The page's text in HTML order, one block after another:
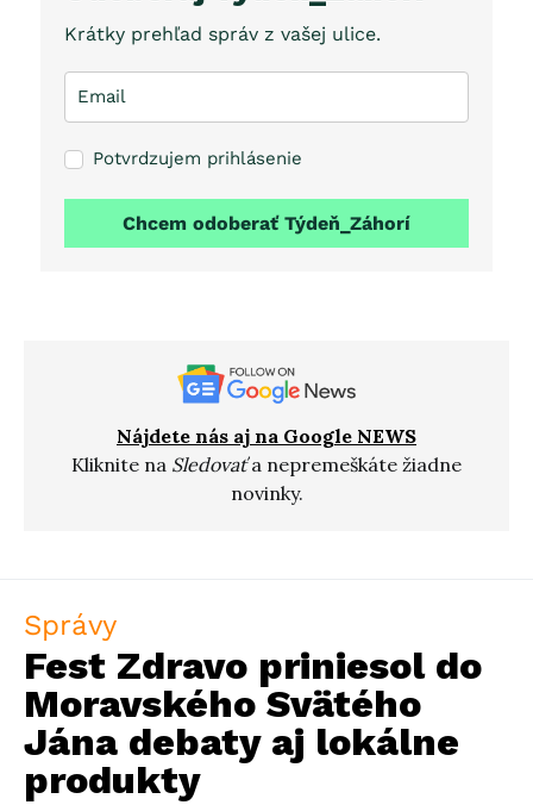
Krátky prehľad správ z vašej ulice.
Potvrdzujem prihlásenie
Chcem odoberať Týdeň_Záhorí
Nájdete nás aj na Google NEWS
Kliknite na Sledovaťa nepremeškáte žiadne
novinky.
Správy
Fest Zdravo priniesol do
Moravského Svätého
Jána debaty aj lokálne
produkty